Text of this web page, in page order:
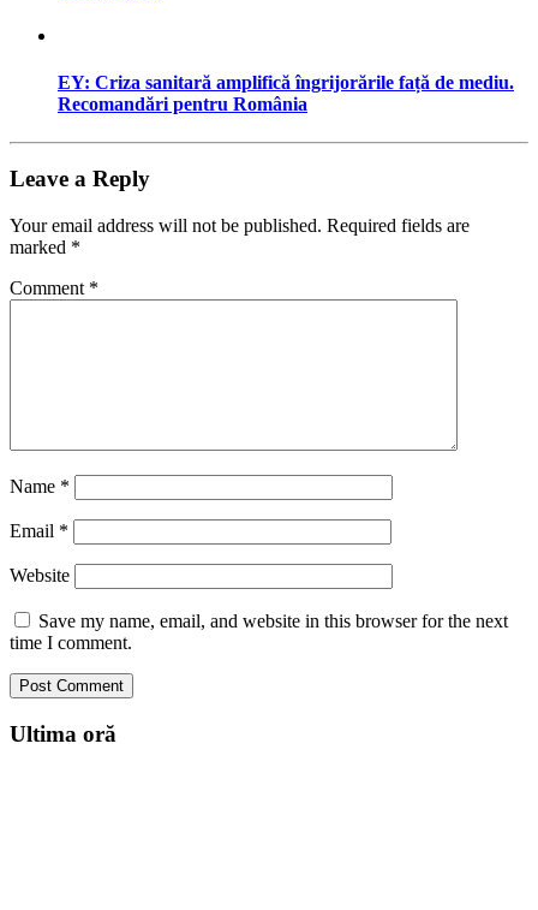
EY: Criza sanitară amplifică îngrijorările față de mediu.
Recomandări pentru România
Leave a Reply
Your email address will not be published. Required fields are
marked *
Comment *
Name *
Email *
Website
Save my name, email, and website in this browser for the next
time I comment.
Ultima oră